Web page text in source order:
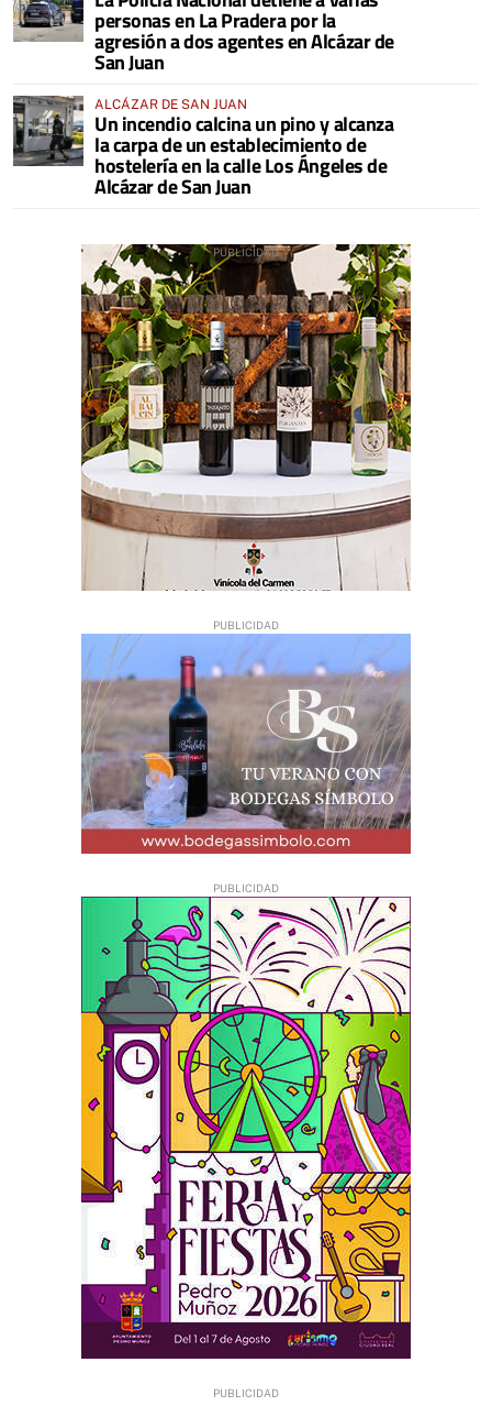
personas en La Pradera por la
agresión a dos agentes en Alcázar de
San Juan
ALCÁZAR DE SAN JUAN
Un incendio calcina un pino y alcanza
la carpa de un establecimiento de
hostelería en la calle Los Ángeles de
Alcázar de San Juan